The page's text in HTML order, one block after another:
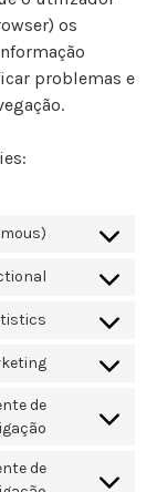
os
problemas e
de
de